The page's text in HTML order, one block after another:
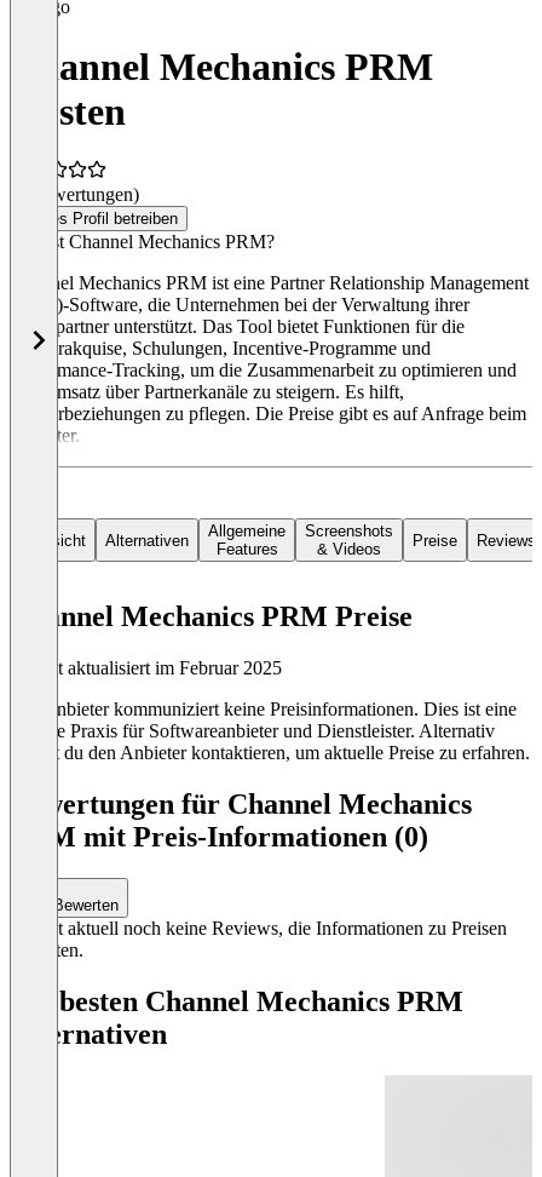
Channel Mechanics PRM
Kosten
(0 Bewertungen)
Dieses Profil betreiben
Was ist Channel Mechanics PRM?
Channel Mechanics PRM ist eine Partner Relationship Management
(PRM)-Software, die Unternehmen bei der Verwaltung ihrer
Kanalpartner unterstützt. Das Tool bietet Funktionen für die
Partnerakquise, Schulungen, Incentive-Programme und
Performance-Tracking, um die Zusammenarbeit zu optimieren und
den Umsatz über Partnerkanäle zu steigern. Es hilft,
Partnerbeziehungen zu pflegen. Die Preise gibt es auf Anfrage beim
Anbieter.
Übersicht Alternativen
Allgemeine
Features
Screenshots
& Videos
Preise Reviews
Channel Mechanics PRM Preise
Zuletzt aktualisiert im Februar 2025
Der Anbieter kommuniziert keine Preisinformationen. Dies ist eine
übliche Praxis für Softwareanbieter und Dienstleister. Alternativ
kannst du den Anbieter kontaktieren, um aktuelle Preise zu erfahren.
Bewertungen für Channel Mechanics
PRM mit Preis-Informationen (0)
Bewerten
Es gibt aktuell noch keine Reviews, die Informationen zu Preisen
enthalten.
Die besten Channel Mechanics PRM
Alternativen